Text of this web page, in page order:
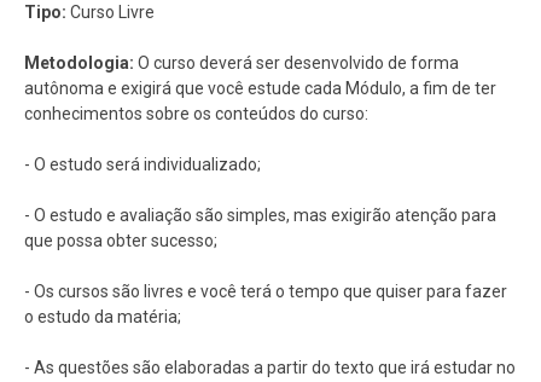
Tipo: Curso Livre
Metodologia: O curso deverá ser desenvolvido de forma
autônoma e exigirá que você estude cada Módulo, a fim de ter
conhecimentos sobre os conteúdos do curso:
- O estudo será individualizado;
- O estudo e avaliação são simples, mas exigirão atenção para
que possa obter sucesso;
- Os cursos são livres e você terá o tempo que quiser para fazer
o estudo da matéria;
- As questões são elaboradas a partir do texto que irá estudar no